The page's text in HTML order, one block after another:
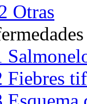
Otras
Fiebres